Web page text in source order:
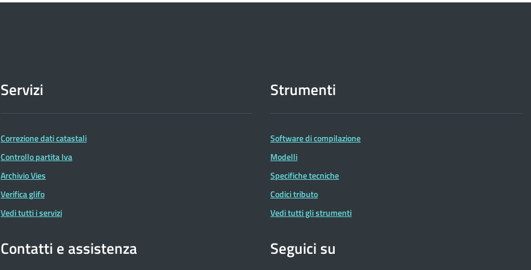
Servizi
Correzione dati catastali
Controllo partita Iva
Archivio Vies
Verifica glifo
Vedi tutti i servizi
Strumenti
Software di compilazione
Modelli
Specifiche tecniche
Codici tributo
Vedi tutti gli strumenti
Contatti e assistenza Seguici su